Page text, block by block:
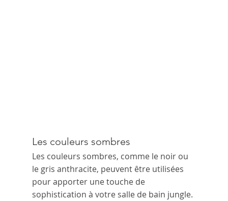
Les couleurs sombres
Les couleurs sombres, comme le noir ou
le gris anthracite, peuvent être utilisées
pour apporter une touche de
sophistication à votre salle de bain jungle.